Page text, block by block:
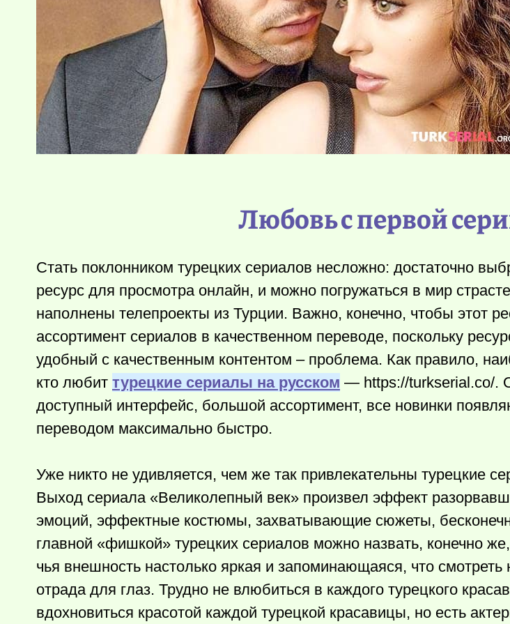
Любовь с первой
Стать поклонником турецких сериалов несложно: достаточно
ресурс для просмотра онлайн, и можно погружаться в мир
наполнены телепроекты из Турции. Важно, конечно, чтобы этот
ассортимент сериалов в качественном переводе, поскольку
удобный с качественным контентом – проблема. Как правило,
кто любит турецкие сериалы на русском — https://turkserial.co/.
доступный интерфейс, большой ассортимент, все новинки
переводом максимально быстро.
Уже никто не удивляется, чем же так привлекательны турецкие
Выход сериала «Великолепный век» произвел эффект
эмоций, эффектные костюмы, захватывающие сюжеты,
главной «фишкой» турецких сериалов можно назвать, конечно
чья внешность настолько яркая и запоминающаяся, что
отрада для глаз. Трудно не влюбиться в каждого турецкого
вдохновиться красотой каждой турецкой красавицы, но есть